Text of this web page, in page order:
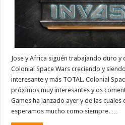
Jose y Africa siguén trabajando duro y
Colonial Space Wars creciendo y
interesante y más TOTAL. Colonial
próximos muy interesantes y os
Games ha lanzado ayer y de las cuales
esperamos mucho como siempre. …